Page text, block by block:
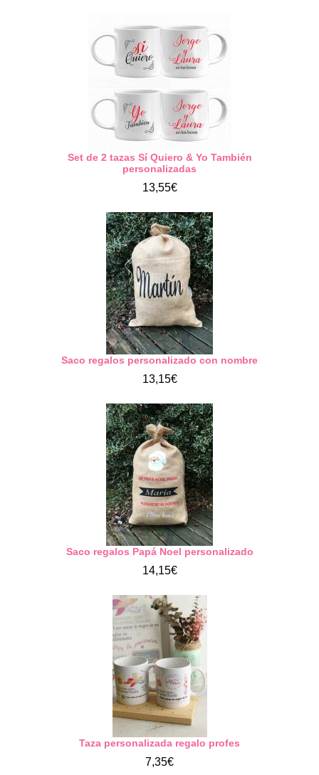
Set de 2 tazas Sí Quiero & Yo También
personalizadas
13,55€
Saco regalos personalizado con nombre
13,15€
Saco regalos Papá Noel personalizado
14,15€
Taza personalizada regalo profes
7,35€